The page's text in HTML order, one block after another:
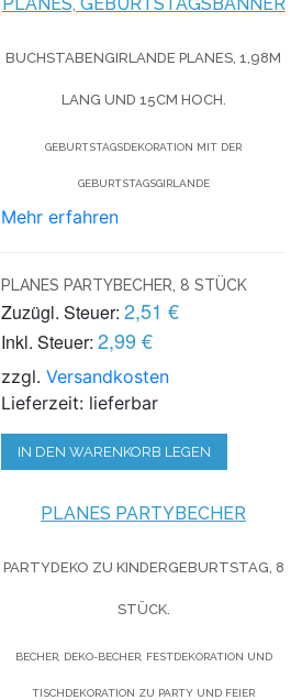
BUCHSTABENGIRLANDE PLANES, 1,98M
LANG UND 15CM HOCH.
GEBURTSTAGSDEKORATION MIT DER
GEBURTSTAGSGIRLANDE
Mehr erfahren
PLANES PARTYBECHER, 8 STÜCK
Zuzügl. Steuer: 2,51 €
Inkl. Steuer: 2,99 €
zzgl.Versandkosten
Lieferzeit: lieferbar
IN DEN WARENKORB LEGEN
PLANES PARTYBECHER
PARTYDEKO ZU KINDERGEBURTSTAG, 8
STÜCK.
BECHER, DEKO-BECHER, FESTDEKORATION UND
TISCHDEKORATION ZU PARTY UND FEIER